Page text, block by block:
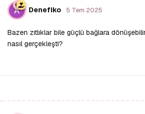
Denefiko 5 Tem 2025
Bazen zıtlıklar bile güçlü bağlara
nasıl gerçekleşti?